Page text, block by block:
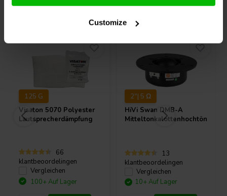
Customize
Andere Kunden kauften auch
125 G
Visaton 5070 Polyester
Lautsprecherdämpfung
66
klantbeoordelingen
Vergleichen
100+ Auf Lager
2"| 5 Ω
HiVi Swan DMB-A
Mitteltonkalottenhochtöner
13
klantbeoordelingen
Vergleichen
10+ Auf Lager